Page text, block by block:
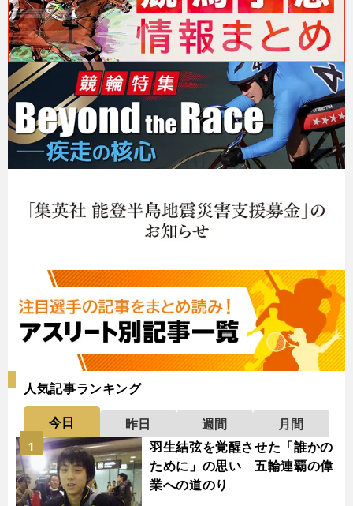
人気記事ランキング
今日 昨日 週間
月間
羽生結弦を覚醒させた「誰かの
ために」の思い 五輪連覇の偉
業への道のり
1